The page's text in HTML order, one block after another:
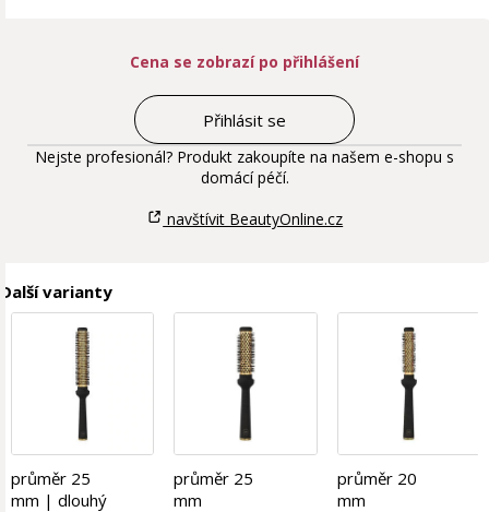
Cena se zobrazí po přihlášení
Přihlásit se
Nejste profesionál? Produkt zakoupíte na našem e-shopu s
domácí péčí.
navštívit BeautyOnline.cz
Další varianty
průměr 25
mm | dlouhý
průměr 25
mm
průměr 20
mm